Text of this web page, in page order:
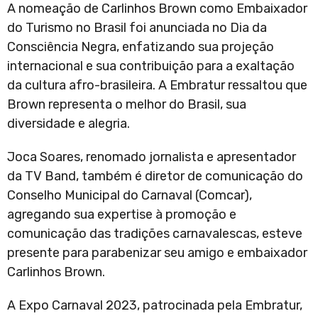
A nomeação de Carlinhos Brown como Embaixador
do Turismo no Brasil foi anunciada no Dia da
Consciência Negra, enfatizando sua projeção
internacional e sua contribuição para a exaltação
da cultura afro-brasileira. A Embratur ressaltou que
Brown representa o melhor do Brasil, sua
diversidade e alegria.
Joca Soares, renomado jornalista e apresentador
da TV Band, também é diretor de comunicação do
Conselho Municipal do Carnaval (Comcar),
agregando sua expertise à promoção e
comunicação das tradições carnavalescas, esteve
presente para parabenizar seu amigo e embaixador
Carlinhos Brown.
A Expo Carnaval 2023, patrocinada pela Embratur,